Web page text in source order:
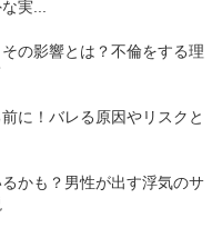
実...
の影響とは？不倫をする理
に！バレる原因やリスクと
かも？男性が出す浮気のサ